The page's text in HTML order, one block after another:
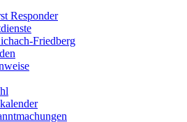
Responder
Friedberg